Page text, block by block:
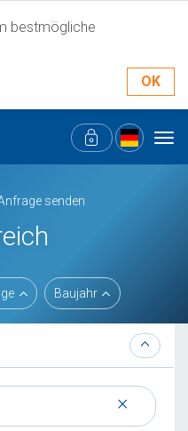
bestmögliche
OK
senden
Baujahr
×